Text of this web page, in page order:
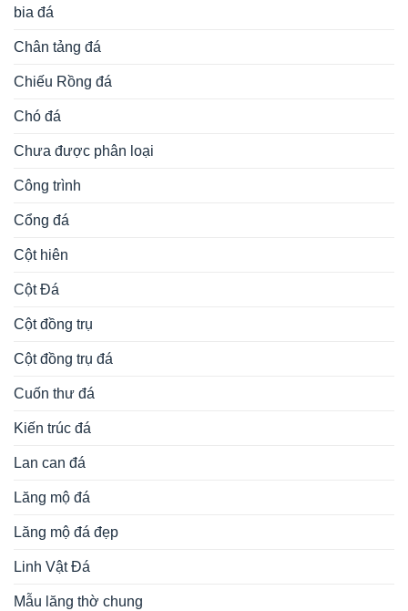
bia đá
Chân tảng đá
Chiếu Rồng đá
Chó đá
Chưa được phân loại
Công trình
Cổng đá
Cột hiên
Cột Đá
Cột đồng trụ
Cột đồng trụ đá
Cuốn thư đá
Kiến trúc đá
Lan can đá
Lăng mộ đá
Lăng mộ đá đẹp
Linh Vật Đá
Mẫu lăng thờ chung